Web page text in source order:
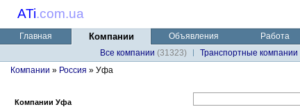
ATi.com.ua
Главная Компании Объявления
Работа
Все компании (31323) Транспортные компании
Компании » Россия » Уфа
Компании Уфа